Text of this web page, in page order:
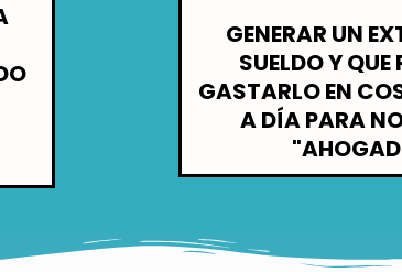
GENERAR UN
SUELDO Y QUE
GASTARLO EN
A DÍA PARA